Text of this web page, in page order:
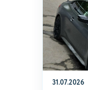
31.07.2026